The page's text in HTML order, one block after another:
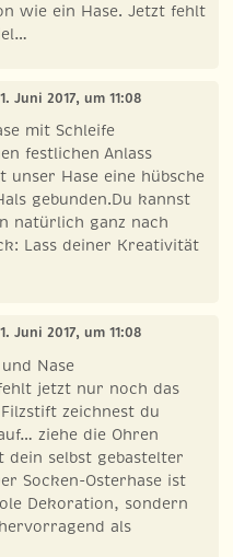
wie ein Hase. Jetzt fehlt
Juni 2017, um 11:08
mit Schleife
festlichen Anlass
unser Hase eine hübsche
gebunden.Du kannst
natürlich ganz nach
Lass deiner Kreativität
Juni 2017, um 11:08
Nase
jetzt nur noch das
zeichnest du
ziehe die Ohren
selbst gebastelter
Socken-Osterhase ist
Dekoration, sondern
als